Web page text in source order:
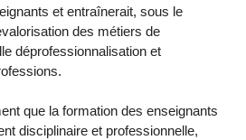
et entraînerait, sous le
des métiers de
déprofessionnalisation et
que la formation des enseignants
disciplinaire et professionnelle,